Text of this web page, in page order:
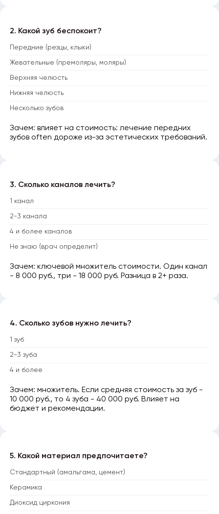
2. Какой зуб беспокоит?
Передние (резцы, клыки)
Жевательные (премоляры, моляры)
Верхняя челюсть
Нижняя челюсть
Несколько зубов
Зачем: влияет на стоимость: лечение передних
зубов often дороже из-за эстетических требований.
3. Сколько каналов лечить?
1 канал
2-3 канала
4 и более каналов
Не знаю (врач определит)
Зачем: ключевой множитель стоимости. Один канал
- 8 000 руб., три - 18 000 руб. Разница в 2+ раза.
4. Сколько зубов нужно лечить?
1 зуб
2-3 зуба
4 и более
Зачем: множитель. Если средняя стоимость за зуб -
10 000 руб., то 4 зуба - 40 000 руб. Влияет на
бюджет и рекомендации.
5. Какой материал предпочитаете?
Стандартный (амальгама, цемент)
Керамика
Диоксид циркония